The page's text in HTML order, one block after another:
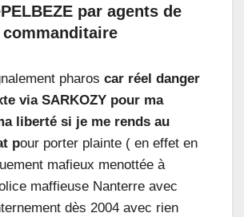
par agents de
commanditaire
pharos car réel danger
via SARKOZY pour ma
liberté si je me rends au
pour porter plainte ( en effet en
mafieux menottée à
maffieuse Nanterre avec
dès 2004 avec rien